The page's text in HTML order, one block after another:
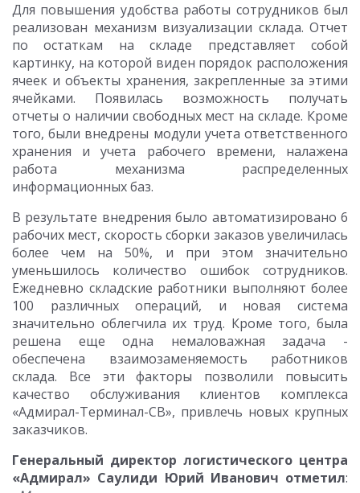
Для повышения удобства работы сотрудников был
реализован механизм визуализации склада. Отчет
по остаткам на складе представляет собой
картинку, на которой виден порядок расположения
ячеек и объекты хранения, закрепленные за этими
ячейками. Появилась возможность получать
отчеты о наличии свободных мест на складе. Кроме
того, были внедрены модули учета ответственного
хранения и учета рабочего времени, налажена
работа механизма распределенных
информационных баз.
В результате внедрения было автоматизировано 6
рабочих мест, скорость сборки заказов увеличилась
более чем на 50%, и при этом значительно
уменьшилось количество ошибок сотрудников.
Ежедневно складские работники выполняют более
100 различных операций, и новая система
значительно облегчила их труд. Кроме того, была
решена еще одна немаловажная задача -
обеспечена взаимозаменяемость работников
склада. Все эти факторы позволили повысить
качество обслуживания клиентов комплекса
«Адмирал-Терминал-СВ», привлечь новых крупных
заказчиков.
Генеральный директор логистического центра
«Адмирал» Саулиди Юрий Иванович отметил: